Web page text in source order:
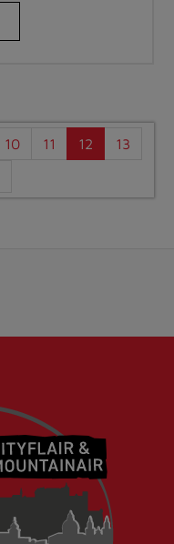
10 11 12
13